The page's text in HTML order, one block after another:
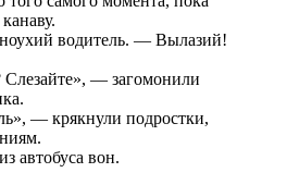
водитель. — Вылазий!
— загомонили
— крякнули подростки,
автобуса вон.